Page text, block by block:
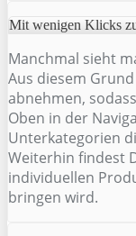
Mit wenigen Klicks
Manchmal sieht
Aus diesem
abnehmen,
Oben in der
Unterkategorien
Weiterhin findest
individuellen
bringen wird.